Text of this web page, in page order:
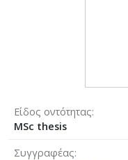
Είδος οντότητας
MSc thesis
Συγγραφέας